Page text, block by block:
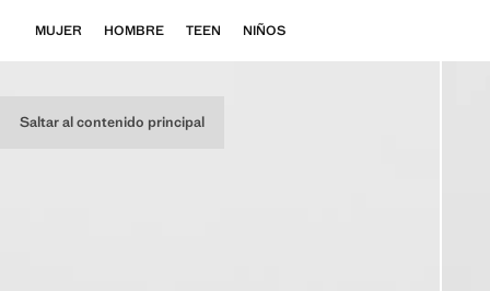
Saltar al contenido principal
MUJER HOMBRE TEEN NIÑOS